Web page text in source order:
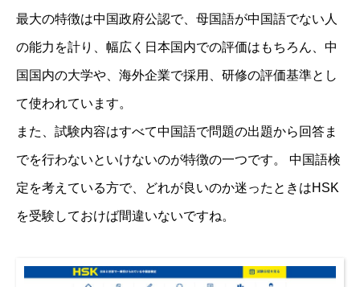
最大の特徴は中国政府公認で、母国語が中国語でない人
の能力を計り、幅広く日本国内での評価はもちろん、中
国国内の大学や、海外企業で採用、研修の評価基準とし
て使われています。
また、試験内容はすべて中国語で問題の出題から回答ま
でを行わないといけないのが特徴の一つです。 中国語検
定を考えている方で、どれが良いのか迷ったときはHSK
を受験しておけば間違いないですね。